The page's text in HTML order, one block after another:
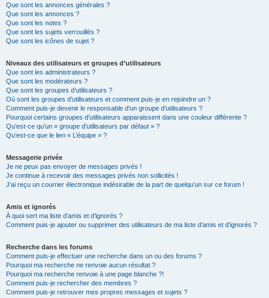
Que sont les annonces générales ?
Que sont les annonces ?
Que sont les notes ?
Que sont les sujets verrouillés ?
Que sont les icônes de sujet ?
Niveaux des utilisateurs et groupes d’utilisateurs
Que sont les administrateurs ?
Que sont les modérateurs ?
Que sont les groupes d’utilisateurs ?
Où sont les groupes d’utilisateurs et comment puis-je en rejoindre un ?
Comment puis-je devenir le responsable d’un groupe d’utilisateurs ?
Pourquoi certains groupes d’utilisateurs apparaissent dans une couleur différente ?
Qu’est-ce qu’un « groupe d’utilisateurs par défaut » ?
Qu’est-ce que le lien « L’équipe » ?
Messagerie privée
Je ne peux pas envoyer de messages privés !
Je continue à recevoir des messages privés non sollicités !
J’ai reçu un courrier électronique indésirable de la part de quelqu’un sur ce forum !
Amis et ignorés
À quoi sert ma liste d’amis et d’ignorés ?
Comment puis-je ajouter ou supprimer des utilisateurs de ma liste d’amis et d’ignorés ?
Recherche dans les forums
Comment puis-je effectuer une recherche dans un ou des forums ?
Pourquoi ma recherche ne renvoie aucun résultat ?
Pourquoi ma recherche renvoie à une page blanche ?!
Comment puis-je rechercher des membres ?
Comment puis-je retrouver mes propres messages et sujets ?